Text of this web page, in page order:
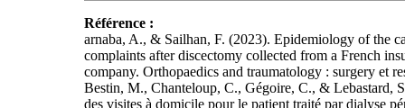
Référence :
arnaba, A., & Sailhan, F. (2023). Epidemiology of the
complaints after discectomy collected from a French
company. Orthopaedics and traumatology : surgery et
Bestin, M., Chanteloup, C., Gégoire, C., & Lebastard,
des visites à domicile pour le patient traité par dialyse